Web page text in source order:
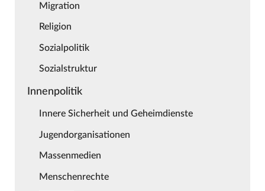
Migration
Religion
Sozialpolitik
Sozialstruktur
Innenpolitik
Innere Sicherheit und Geheimdienste
Jugendorganisationen
Massenmedien
Menschenrechte